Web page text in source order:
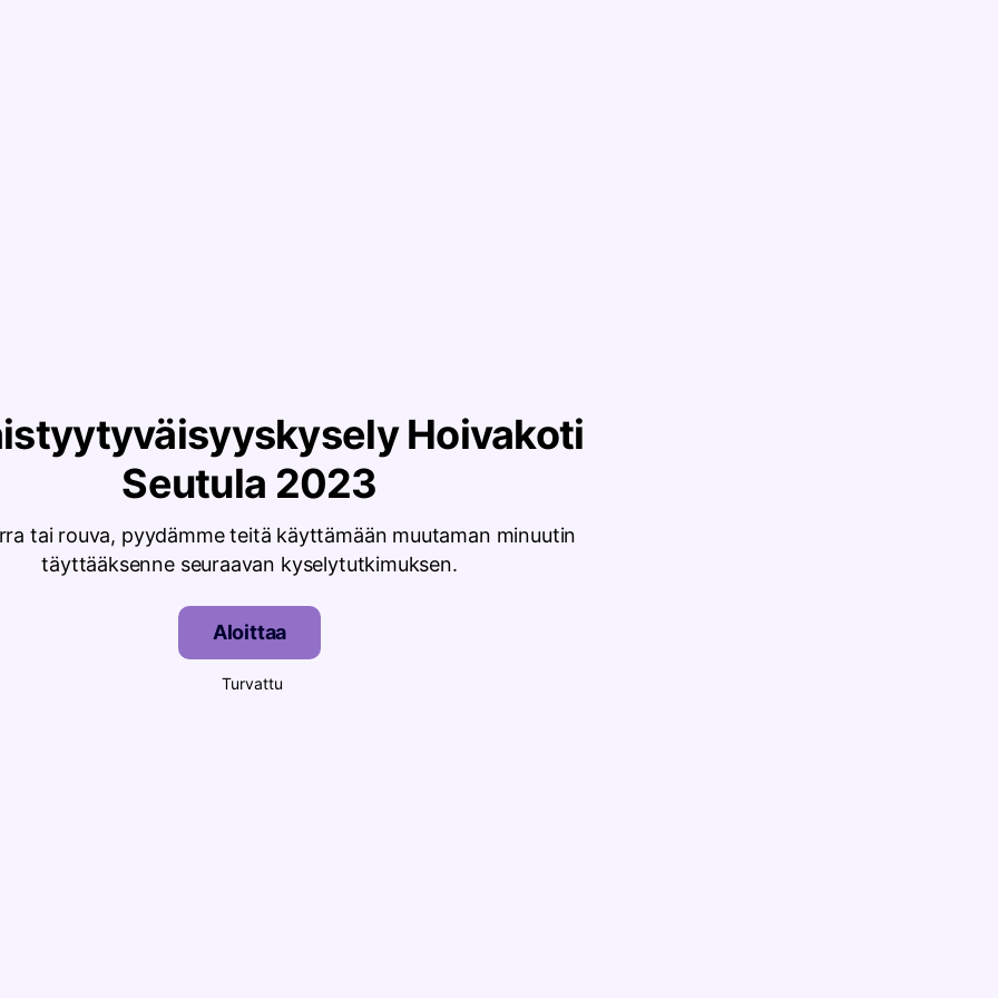
Hoivakoti
Seutula 2023
tai rouva, pyydämme teitä käyttämään muutaman minuutin
täyttääksenne seuraavan kyselytutkimuksen.
Aloittaa
Turvattu